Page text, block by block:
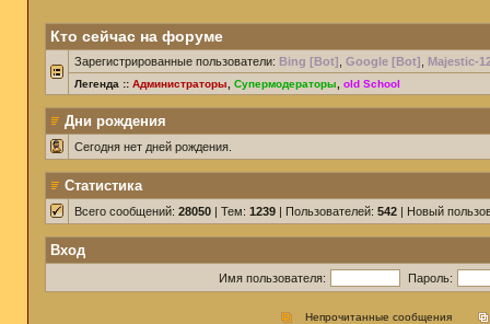
Кто сейчас на форуме
Зарегистрированные пользователи: Bing [Bot] Google [Bot] Majestic-
Легенда :: Администраторы Супермодераторы old School
Дни рождения
Сегодня нет дней рождения.
Статистика
Всего сообщений: 28050 | Тем: 1239 | Пользователей: 542 | Новый
Вход
Имя пользователя: Пароль:
Непрочитанные сообщения